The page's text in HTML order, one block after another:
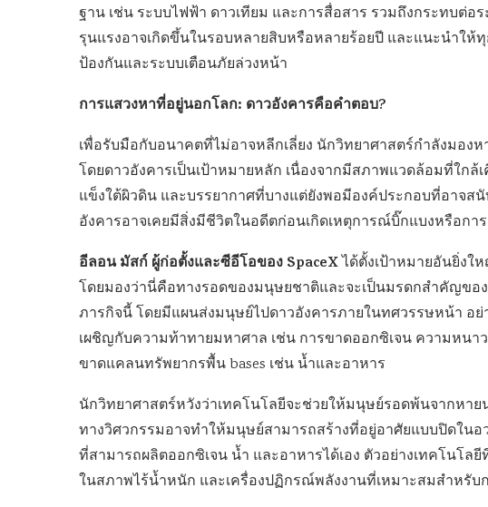
ฐาน เช่น ระบบไฟฟ้า ดาวเทียม และการสื่อสาร รวมถึงกระทบต่อร
รุนแรงอาจเกิดขึ้นในรอบหลายสิบหรือหลายร้อยปี และแนะนำให้
ป้องกันและระบบเตือนภัยล่วงหน้า
การแสวงหาที่อยู่นอกโลก: ดาวอังคารคือคำตอบ?
เพื่อรับมือกับอนาคตที่ไม่อาจหลีกเลี่ยง นักวิทยาศาสตร์กำลังมอง
โดยดาวอังคารเป็นเป้าหมายหลัก เนื่องจากมีสภาพแวดล้อมที่ใก
แข็งใต้ผิวดิน และบรรยากาศที่บางแต่ยังพอมีองค์ประกอบที่อาจส
อังคารอาจเคยมีสิ่งมีชีวิตในอดีตก่อนเกิดเหตุการณ์บิ๊กแบงหรือกา
อีลอน มัสก์ ผู้ก่อตั้งและซีอีโอของ SpaceXได้ตั้งเป้าหมายอันยิ่งใ
โดยมองว่านี่คือทางรอดของมนุษยชาติและจะเป็นมรดกสำคัญของ
ภารกิจนี้ โดยมีแผนส่งมนุษย์ไปดาวอังคารภายในทศวรรษหน้า อ
เผชิญกับความท้าทายมหาศาล เช่น การขาดออกซิเจน ความหนา
ขาดแคลนทรัพยากรพื้น bases เช่น น้ำและอาหาร
นักวิทยาศาสตร์หวังว่าเทคโนโลยีจะช่วยให้มนุษย์รอดพ้นจากหาย
ทางวิศวกรรมอาจทำให้มนุษย์สามารถสร้างที่อยู่อาศัยแบบปิดใน
ที่สามารถผลิตออกซิเจน น้ำ และอาหารได้เอง ตัวอย่างเทคโนโ
ในสภาพไร้น้ำหนัก และเครื่องปฏิกรณ์พลังงานที่เหมาะสมสำหรับ